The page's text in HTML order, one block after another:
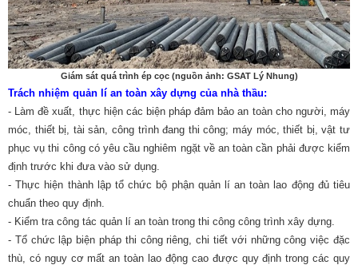
Giám sát quá trình ép cọc (nguồn ảnh: GSAT Lý Nhung)
Trách nhiệm quản lí an toàn xây dựng của nhà thầu:
- Làm đề xuất, thực hiện các biện pháp đảm bảo an toàn cho người, máy
móc, thiết bị, tài sản, công trình đang thi công; máy móc, thiết bị, vật tư
phục vụ thi công có yêu cầu nghiêm ngặt về an toàn cần phải được kiểm
định trước khi đưa vào sử dụng.
- Thực hiện thành lập tổ chức bộ phận quản lí an toàn lao động đủ tiêu
chuẩn theo quy định.
- Kiểm tra công tác quản lí an toàn trong thi công công trình xây dựng.
- Tổ chức lập biện pháp thi công riêng, chi tiết với những công việc đặc
thù, có nguy cơ mấtan toàn lao độngcao được quy định trong các quy